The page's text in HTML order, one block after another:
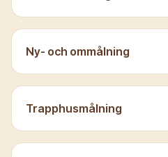
Ny- och ommålning
Trapphusmålning